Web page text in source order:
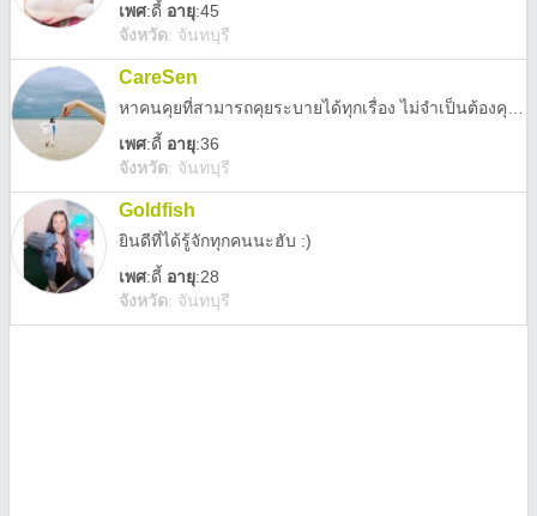
เพศ:ดี้ อายุ:45
จังหวัด: จันทบุรี
CareSen
เพศ:ดี้ อายุ:36
จังหวัด: จันทบุรี
Goldfish
ยินดีที่ได้รู้จักทุกคนนะฮับ :)​
เพศ:ดี้ อายุ:28
จังหวัด: จันทบุรี